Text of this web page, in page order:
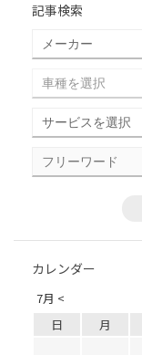
記事検索
カレンダー
7月 <
日 月